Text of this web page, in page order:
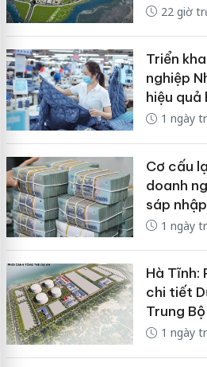
22 giờ
Triển
nghiệp
hiệu
1 ngày
Cơ cấu
doanh
sáp nhập
1 ngày
Hà Tĩnh:
chi tiết
Trung
1 ngày